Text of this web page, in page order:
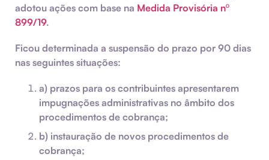
adotou ações com base na Medida Provisória nº
899/19.
Ficou determinada a suspensão do prazo por 90 dias
nas seguintes situações:
a) prazos para os contribuintes apresentarem
impugnações administrativas no âmbito dos
procedimentos de cobrança;
b) instauração de novos procedimentos de
cobrança;